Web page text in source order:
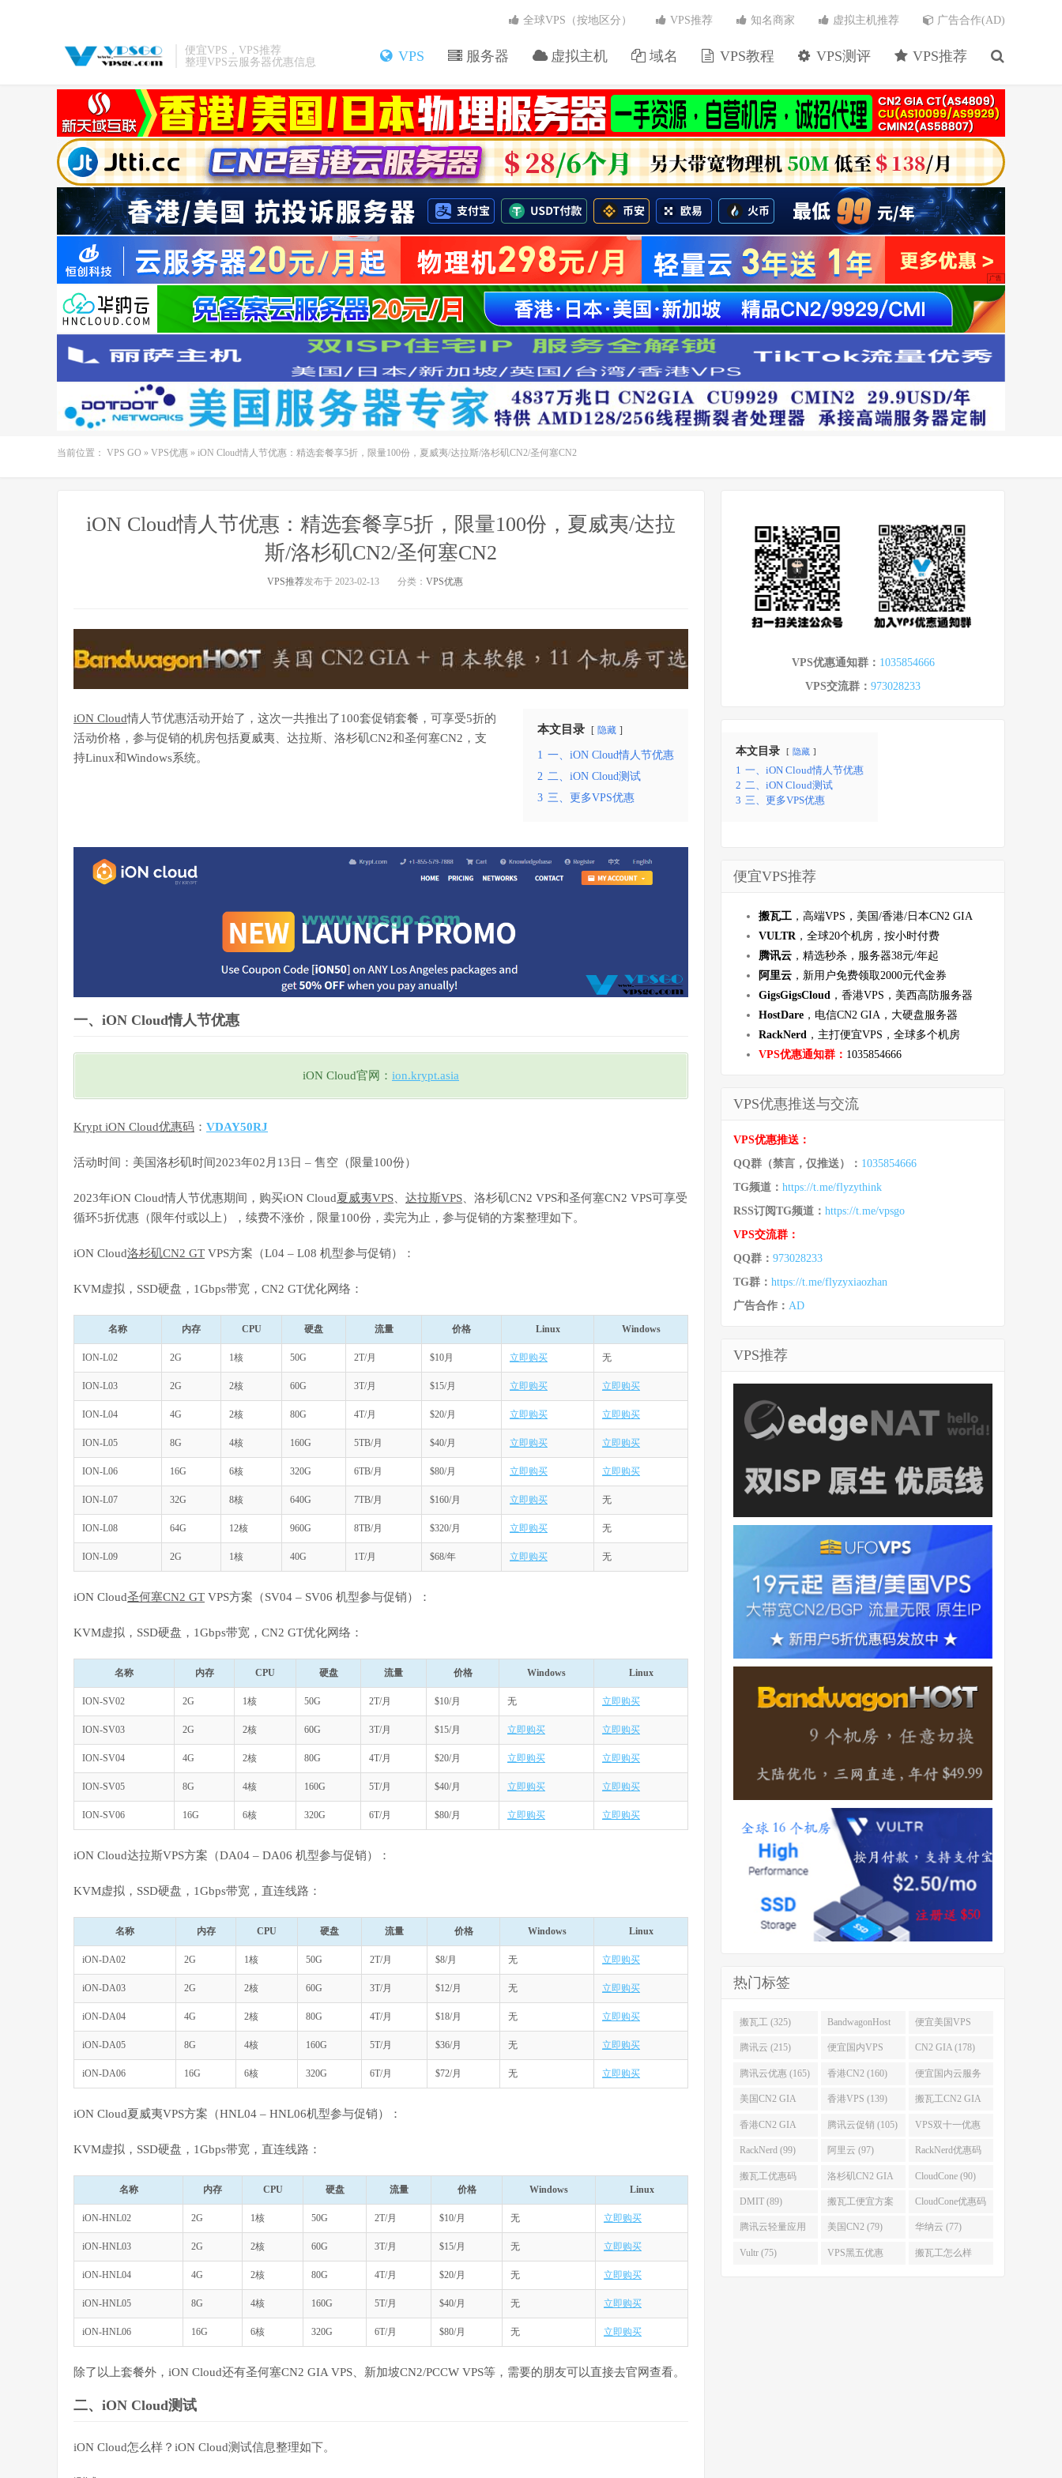
便宜VPS，VPS推荐
整理VPS云服务器优惠信息
VPS 服务器 虚拟主机 域名 VPS教程 VPS测评 VPS推荐
全球VPS（按地区分） VPS推荐 知名商家 虚拟主机推荐 广告合作(AD)
当前位置： VPS GO » VPS优惠 » iON Cloud情人节优惠：精选套餐享5折，限量100份，夏威夷/达拉斯/洛杉矶CN2/圣何塞CN2
iON Cloud情人节优惠：精选套餐享5折，限量100份，夏威夷/达拉
斯/洛杉矶CN2/圣何塞CN2
VPS推荐发布于 2023-02-13 分类： VPS优惠
本文目录 隐藏
1 一、iON Cloud情人节优惠
2 二、iON Cloud测试
3 三、更多VPS优惠
iON Cloud情人节优惠活动开始了，这次一共推出了100套促销套餐，可享受5折的
活动价格，参与促销的机房包括夏威夷、达拉斯、洛杉矶CN2和圣何塞CN2，支
持Linux和Windows系统。
一、iON Cloud情人节优惠
iON Cloud官网： ion.krypt.asia
Krypt iON Cloud优惠码 ： VDAY50RJ
活动时间：美国洛杉矶时间2023年02月13日 – 售空（限量100份）
2023年iON Cloud情人节优惠期间，购买iON Cloud夏威夷VPS 达拉斯VPS 、洛杉矶CN2 VPS和圣何塞CN2 VPS可享受
循环5折优惠（限年付或以上），续费不涨价，限量100份，卖完为止，参与促销的方案整理如下。
iON Cloud洛杉矶CN2 GT VPS方案（L04 – L08 机型参与促销）：
KVM虚拟，SSD硬盘，1Gbps带宽，CN2 GT优化网络：
名称 内存 CPU 硬盘 流量 价格 Linux Windows
ION-L02 2G 1核 50G 2T/月 $10月 立即购买 无
ION-L03 2G 2核 60G 3T/月 $15/月 立即购买 立即购买
ION-L04 4G 2核 80G 4T/月 $20/月 立即购买 立即购买
ION-L05 8G 4核 160G 5TB/月 $40/月 立即购买 立即购买
ION-L06 16G 6核 320G 6TB/月 $80/月 立即购买 立即购买
ION-L07 32G 8核 640G 7TB/月 $160/月 立即购买 无
ION-L08 64G 12核 960G 8TB/月 $320/月 立即购买 无
ION-L09 2G 1核 40G 1T/月 $68/年 立即购买 无
iON Cloud圣何塞CN2 GT VPS方案（SV04 – SV06 机型参与促销）：
KVM虚拟，SSD硬盘，1Gbps带宽，CN2 GT优化网络：
名称 内存 CPU 硬盘 流量 价格 Windows Linux
ION-SV02 2G 1核 50G 2T/月 $10/月 无 立即购买
ION-SV03 2G 2核 60G 3T/月 $15/月 立即购买 立即购买
ION-SV04 4G 2核 80G 4T/月 $20/月 立即购买 立即购买
ION-SV05 8G 4核 160G 5T/月 $40/月 立即购买 立即购买
ION-SV06 16G 6核 320G 6T/月 $80/月 立即购买 立即购买
iON Cloud达拉斯VPS方案（DA04 – DA06 机型参与促销）：
KVM虚拟，SSD硬盘，1Gbps带宽，直连线路：
名称 内存 CPU 硬盘 流量 价格 Windows Linux
iON-DA02 2G 1核 50G 2T/月 $8/月 无 立即购买
iON-DA03 2G 2核 60G 3T/月 $12/月 无 立即购买
iON-DA04 4G 2核 80G 4T/月 $18/月 无 立即购买
iON-DA05 8G 4核 160G 5T/月 $36/月 无 立即购买
iON-DA06 16G 6核 320G 6T/月 $72/月 无 立即购买
iON Cloud夏威夷VPS方案（HNL04 – HNL06机型参与促销）：
KVM虚拟，SSD硬盘，1Gbps带宽，直连线路：
名称 内存 CPU 硬盘 流量 价格 Windows Linux
iON-HNL02 2G 1核 50G 2T/月 $10/月 无 立即购买
iON-HNL03 2G 2核 60G 3T/月 $15/月 无 立即购买
iON-HNL04 4G 2核 80G 4T/月 $20/月 无 立即购买
iON-HNL05 8G 4核 160G 5T/月 $40/月 无 立即购买
iON-HNL06 16G 6核 320G 6T/月 $80/月 无 立即购买
除了以上套餐外，iON Cloud还有圣何塞CN2 GIA VPS、新加坡CN2/PCCW VPS等，需要的朋友可以直接去官网查看。
二、iON Cloud测试
iON Cloud怎么样？iON Cloud测试信息整理如下。
VPS优惠通知群： 1035854666
VPS交流群： 973028233
本文目录 隐藏
1 一、iON Cloud情人节优惠
2 二、iON Cloud测试
3 三、更多VPS优惠
便宜VPS推荐
搬瓦工 ，高端VPS，美国/香港/日本CN2 GIA
VULTR ，全球20个机房，按小时付费
腾讯云 ，精选秒杀，服务器38元/年起
阿里云 ，新用户免费领取2000元代金券
GigsGigsCloud ，香港VPS，美西高防服务器
HostDare ，电信CN2 GIA，大硬盘服务器
RackNerd ，主打便宜VPS，全球多个机房
VPS优惠通知群： 1035854666
VPS优惠推送与交流
VPS优惠推送：
QQ群（禁言，仅推送）： 1035854666
TG频道： https://t.me/flyzythink
RSS订阅TG频道： https://t.me/vpsgo
VPS交流群：
QQ群： 973028233
TG群： https://t.me/flyzyxiaozhan
广告合作： AD
VPS推荐
热门标签
搬瓦工 (325) BandwagonHost
(223)
便宜美国VPS
(222)
腾讯云 (215) 便宜国内VPS
(184)
CN2 GIA (178)
腾讯云优惠 (165) 香港CN2 (160) 便宜国内云服务
器 (152)
美国CN2 GIA
(141)
香港VPS (139) 搬瓦工CN2 GIA
(118)
香港CN2 GIA
(111)
腾讯云促销 (105) VPS双十一优惠
(102)
RackNerd (99) 阿里云 (97) RackNerd优惠码
(93)
搬瓦工优惠码
(92)
洛杉矶CN2 GIA
(92)
CloudCone (90)
DMIT (89) 搬瓦工便宜方案
(86)
CloudCone优惠码
(82)
腾讯云轻量应用
服务器 (82)
美国CN2 (79) 华纳云 (77)
Vultr (75) VPS黑五优惠 搬瓦工怎么样